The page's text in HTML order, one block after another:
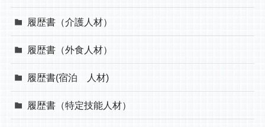
履歴書（介護人材）
履歴書（外食人材）
履歴書(宿泊 人材)
履歴書（特定技能人材）